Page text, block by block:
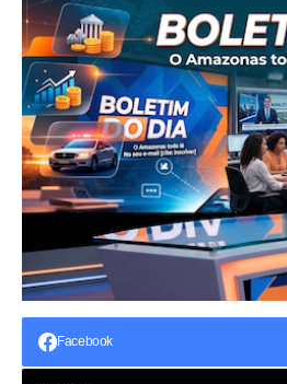
Facebook